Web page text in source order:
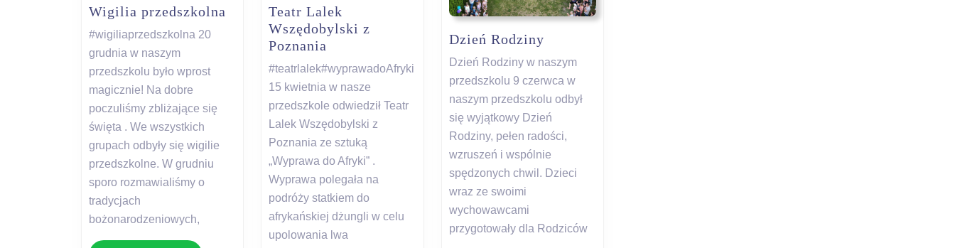
Wigilia przedszkolna Wigilia
przedszkolna
#wigiliaprzedszkolna 20
grudnia w naszym
przedszkolu było wprost
magicznie! Na dobre
poczuliśmy zbliżające się
święta . We wszystkich
grupach odbyły się wigilie
przedszkolne. W grudniu
sporo rozmawialiśmy o
tradycjach
bożonarodzeniowych,
Teatr Lalek
Wszędobylski z
Poznania
Lalek
Wszędobylski
z
Poznania
#teatrlalek#wyprawadoAfryki
15 kwietnia w nasze
przedszkole odwiedził Teatr
Lalek Wszędobylski z
Poznania ze sztuką
„Wyprawa do Afryki” .
Wyprawa polegała na
podróży statkiem do
afrykańskiej dżungli w celu
upolowania lwa
Dzień RodzinyDzień
Dzień Rodziny w naszym
przedszkolu 9 czerwca w
naszym przedszkolu odbył
się wyjątkowy Dzień
Rodziny, pełen radości,
wzruszeń i wspólnie
spędzonych chwil. Dzieci
wraz ze swoimi
wychowawcami
przygotowały dla Rodziców